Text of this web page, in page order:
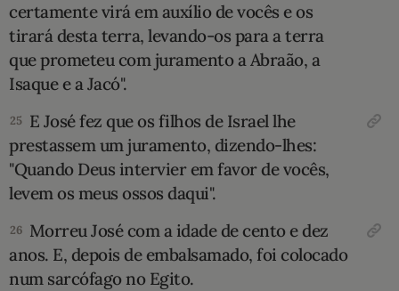
certamente virá em auxílio de vocês e os
tirará desta terra, levando-os para a terra
que prometeu com juramento a Abraão, a
Isaque e a Jacó".
25 E José fez que os filhos de Israel lhe
prestassem um juramento, dizen­do-lhes:
"Quando Deus intervier em favor de vocês,
levem os meus ossos da­qui".
26 Morreu José com a idade de cento e dez
anos. E, depois de embalsamado, foi colocado
num sarcófago no Egito.